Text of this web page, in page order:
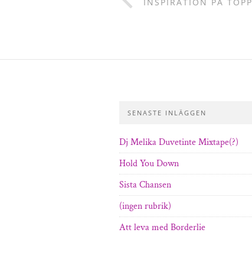
SENASTE INLÄGGEN
Dj Melika Duvetinte Mixtape(?)
Hold You Down
Sista Chansen
(ingen rubrik)
Att leva med Borderlie